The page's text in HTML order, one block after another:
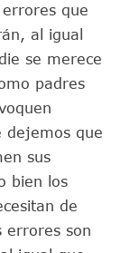
que
al igual
se merece
padres
dejemos que
sus
bien los
de
errores son